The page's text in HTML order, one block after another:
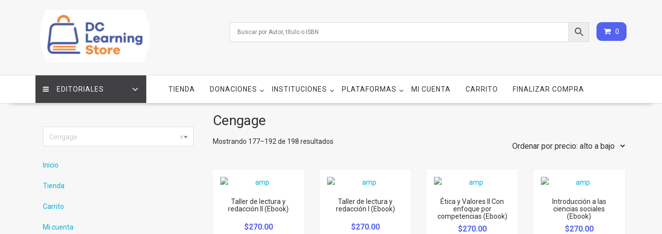
0
EDITORIALES TIENDA DONACIONES INSTITUCIONES PLATAFORMAS MI CUENTA CARRITO FINALIZAR COMPRA
Cengage
Mostrando 177–192 de 198 resultados
Taller de lectura y
redacción II (Ebook)
$270.00
Taller de lectura y
redacción I (Ebook)
$270.00
Ética y Valores II Con
enfoque por
competencias (Ebook)
$270.00
Introducción a las
ciencias sociales
(Ebook)
$270.00
×
Cengage
Inicio
Tienda
Carrito
Mi cuenta